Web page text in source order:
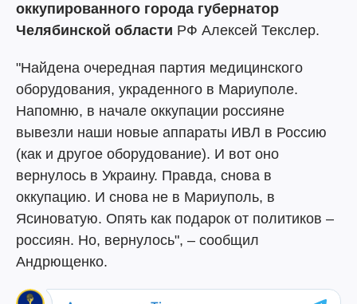
оккупированного города губернатор
Челябинской области РФ Алексей Текслер.
"Найдена очередная партия медицинского
оборудования, украденного в Мариуполе.
Напомню, в начале оккупации россияне
вывезли наши новые аппараты ИВЛ в Россию
(как и другое оборудование). И вот оно
вернулось в Украину. Правда, снова в
оккупацию. И снова не в Мариуполь, в
Ясиноватую. Опять как подарок от политиков –
россиян. Но, вернулось", – сообщил
Андрющенко.